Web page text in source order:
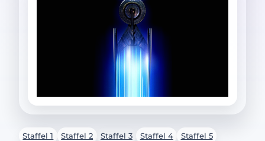
Staffel 1 Staffel 2 Staffel 3 Staffel 4 Staffel 5